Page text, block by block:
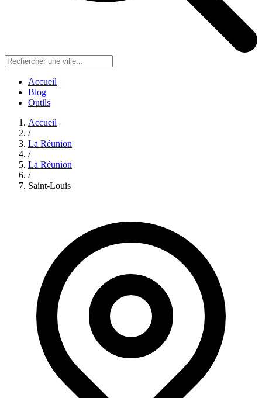
Accueil
Blog
Outils
Accueil
/
La Réunion
/
La Réunion
/
Saint-Louis